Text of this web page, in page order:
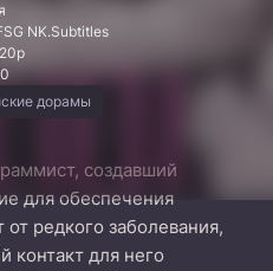
NK.Subtitles
дорамы
создавший
для обеспечения
редкого заболевания,
контакт для него